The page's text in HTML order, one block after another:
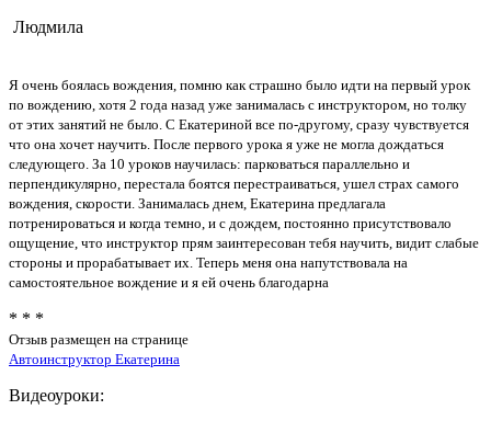
Людмила
Я очень боялась вождения, помню как страшно было идти на первый урок
по вождению, хотя 2 года назад уже занималась с инструктором, но толку
от этих занятий не было. С Екатериной все по-другому, сразу чувствуется
что она хочет научить. После первого урока я уже не могла дождаться
следующего. За 10 уроков научилась: парковаться параллельно и
перпендикулярно, перестала боятся перестраиваться, ушел страх самого
вождения, скорости. Занималась днем, Екатерина предлагала
потренироваться и когда темно, и с дождем, постоянно присутствовало
ощущение, что инструктор прям заинтересован тебя научить, видит слабые
стороны и прорабатывает их. Теперь меня она напутствовала на
самостоятельное вождение и я ей очень благодарна
* * *
Отзыв размещен на странице
Автоинструктор Екатерина
Видеоуроки: